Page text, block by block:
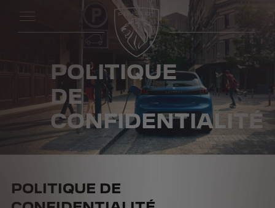
POLITIQUE
DE
CONFIDENTIALITÉ
POLITIQUE DE